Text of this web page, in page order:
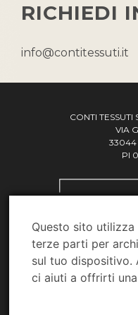
RICHIEDI
info@contitessuti.it
CONTI TESSUTI
VIA
33044
PI
Questo sito
terze parti per
sul tuo dispositivo.
ci aiuti a offrirti